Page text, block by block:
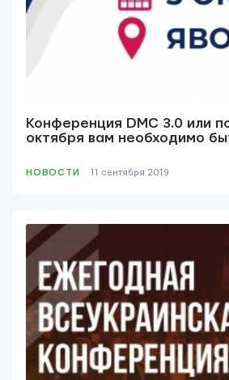
Конференция DMC 3.0 или
октября вам необходимо
НОВОСТИ 11 сентября 2019